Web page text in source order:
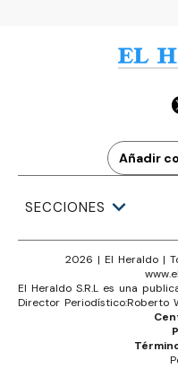
Añadir
SECCIONES
2026 | El Heraldo |
www.
El Heraldo S.R.L es una
Director Periodístico:Roberto